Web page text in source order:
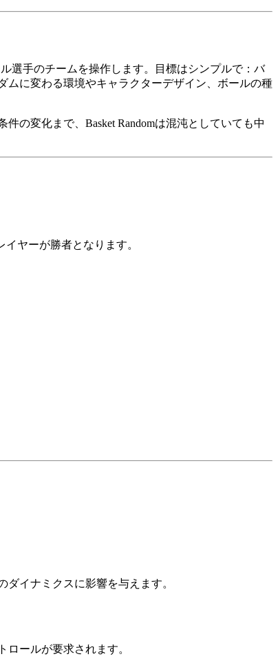
選手のチームを操作します。目標はシンプルで：バ
に変わる環境やキャラクターデザイン、ボールの種
の変化まで、Basket Randomは混沌としていても中
ヤーが勝者となります。
イナミクスに影響を与えます。
ールが要求されます。